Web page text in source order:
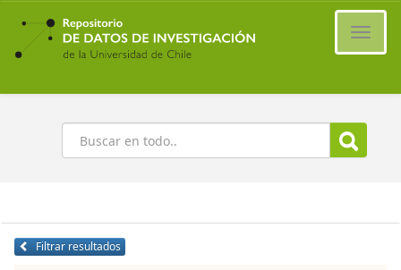
Ir
contenido
principal
Buscar
Filtrar resultados